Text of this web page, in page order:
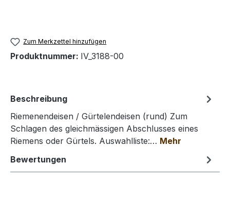
Zum Merkzettel hinzufügen
Produktnummer: IV_3188-00
Beschreibung
Riemenendeisen / Gürtelendeisen (rund) Zum
Schlagen des gleichmässigen Abschlusses eines
Riemens oder Gürtels. Auswahlliste:… Mehr
Bewertungen